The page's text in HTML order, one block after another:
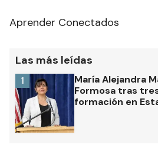
Aprender Conectados
Las más leídas
María Alejandra
Formosa tras
formación en
1